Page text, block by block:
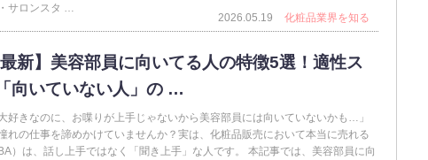
サロンスタ …
2026.05.19
化粧品業界を知る
最新】美容部員に向いてる人の特徴5選！適性ス
向いていない人」の …
好きなのに、お喋りが上手じゃないから美容部員には向いていないかも…」
れの仕事を諦めかけていませんか？実は、化粧品販売において本当に売れる
）は、話し上手ではなく「聞き上手」な人です。 本記事では、美容部員に向